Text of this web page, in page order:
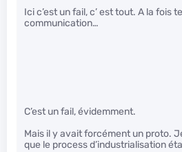
Ici c’est un fail, c’ est tout. A la fois
communication…
C’est un fail, évidemment.
Mais il y avait forcément un proto.
que le process d’industrialisation